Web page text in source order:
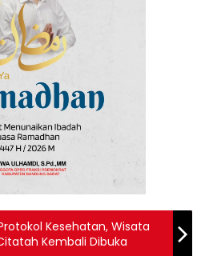
Kesehatan, Wisata
Kembali Dibuka